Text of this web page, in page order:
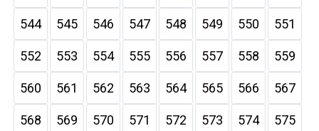
544 545 546 547 548 549 550 551
552 553 554 555 556 557 558 559
560 561 562 563 564 565 566 567
568 569 570 571 572 573 574 575